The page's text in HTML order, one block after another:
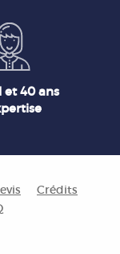
et 40 ans
Crédits